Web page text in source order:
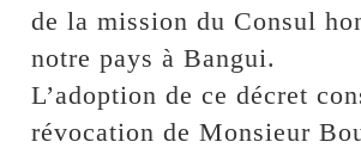
de la mission du Consul
notre pays à Bangui.
L’adoption de ce décret
révocation de Monsieur